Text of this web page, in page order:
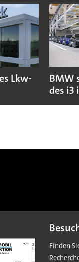
Lkw-
BMW
des i3
Finden